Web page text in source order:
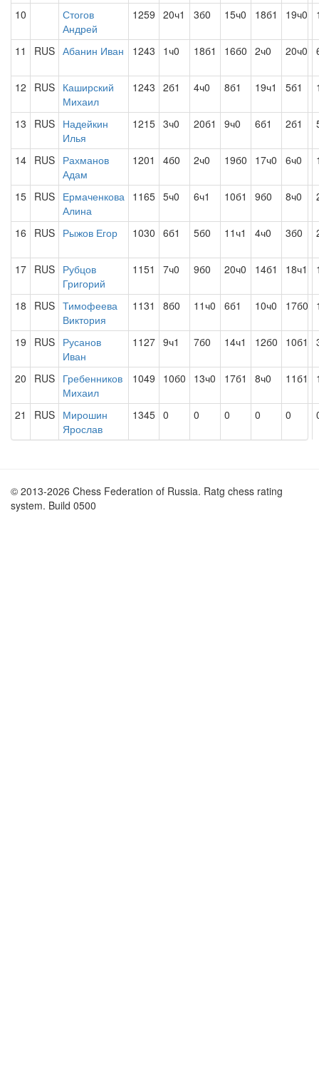
10
Стогов
Андрей
1259 20ч1 3б0 15ч0 18б1 19ч0
11 RUS Абанин Иван 1243 1ч0 18б1 16б0 2ч0 20ч0
12 RUS Каширский
Михаил
1243 2б1 4ч0 8б1 19ч1 5б1
13 RUS Надейкин
Илья
1215 3ч0 20б1 9ч0 6б1 2б1
14 RUS Рахманов
Адам
1201 4б0 2ч0 19б0 17ч0 6ч0
15 RUS Ермаченкова
Алина
1165 5ч0 6ч1 10б1 9б0 8ч0
16 RUS Рыжов Егор 1030 6б1 5б0 11ч1 4ч0 3б0
17 RUS Рубцов
Григорий
1151 7ч0 9б0 20ч0 14б1 18ч1
18 RUS Тимофеева
Виктория
1131 8б0 11ч0 6б1 10ч0 17б0
19 RUS Русанов
Иван
1127 9ч1 7б0 14ч1 12б0 10б1
20 RUS Гребенников
Михаил
1049 10б0 13ч0 17б1 8ч0 11б1
21 RUS Мирошин
Ярослав
1345 0 0 0 0 0
© 2013-2026 Chess Federation of Russia. Ratg chess rating
system. Build 0500